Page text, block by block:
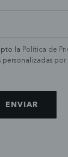
la Política de
por
ENVIAR